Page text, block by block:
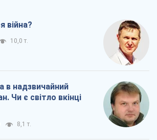
війна?
10,0 т.
в надзвичайний
Чи є світло вкінці
8,1 т.